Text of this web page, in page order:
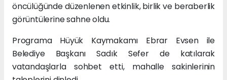
öncülüğünde düzenlenen etkinlik, birlik ve beraberlik
görüntülerine sahne oldu.
Programa Hüyük Kaymakamı Ebrar Evsen ile
Belediye Başkanı Sadık Sefer de katılarak
vatandaşlarla sohbet etti, mahalle sakinlerinin